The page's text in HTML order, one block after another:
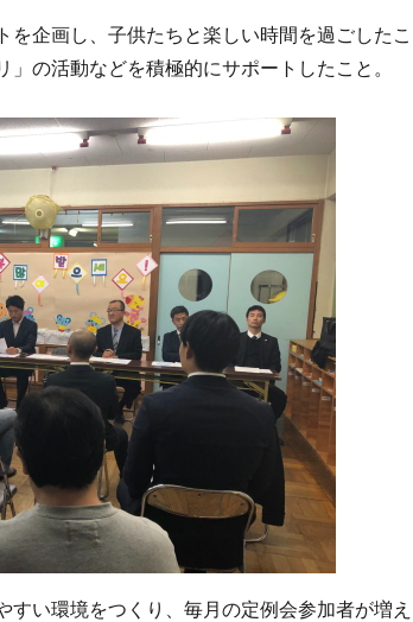
を企画し、子供たちと楽しい時間を過ごしたこ
の活動などを積極的にサポートしたこと。
い環境をつくり、毎月の定例会参加者が増え